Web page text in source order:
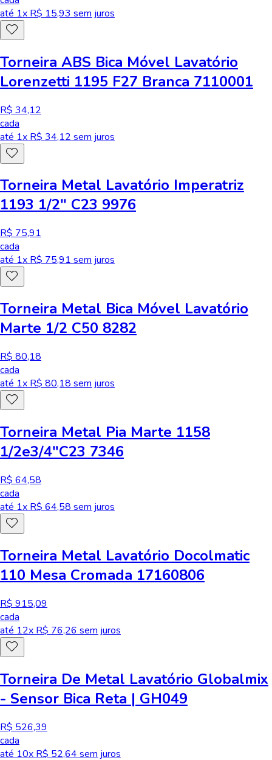
até 1x R$ 15,93 sem juros
Torneira ABS Bica Móvel Lavatório
Lorenzetti 1195 F27 Branca 7110001
R$ 34,12
cada
até 1x R$ 34,12 sem juros
Torneira Metal Lavatório Imperatriz
1193 1/2" C23 9976
R$ 75,91
cada
até 1x R$ 75,91 sem juros
Torneira Metal Bica Móvel Lavatório
Marte 1/2 C50 8282
R$ 80,18
cada
até 1x R$ 80,18 sem juros
Torneira Metal Pia Marte 1158
1/2e3/4"C23 7346
R$ 64,58
cada
até 1x R$ 64,58 sem juros
Torneira Metal Lavatório Docolmatic
110 Mesa Cromada 17160806
R$ 915,09
cada
até 12x R$ 76,26 sem juros
Torneira De Metal Lavatório Globalmix
- Sensor Bica Reta | GH049
R$ 526,39
cada
até 10x R$ 52,64 sem juros